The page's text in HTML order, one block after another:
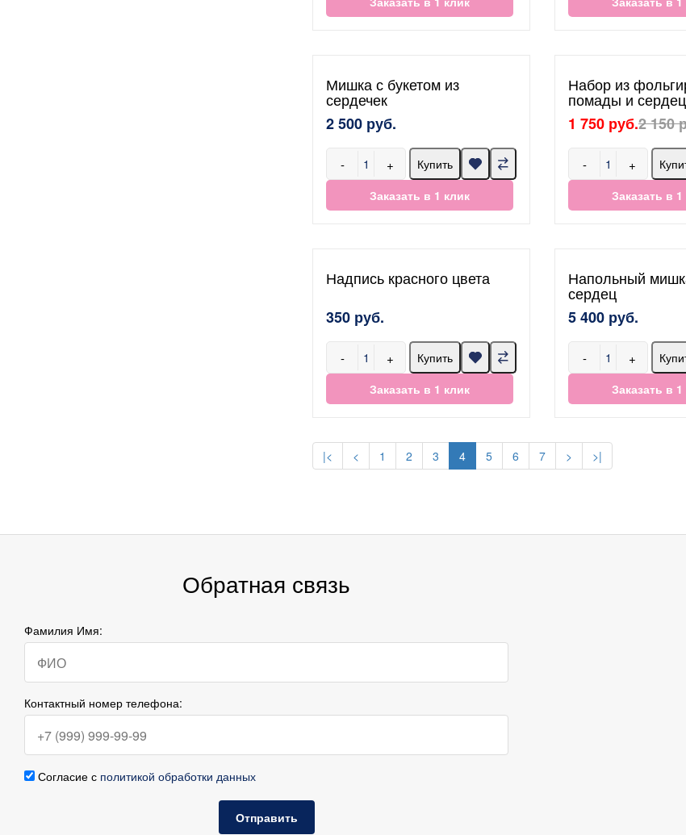
Мишка с букетом из
сердечек
2 500 руб.
- +
Купить
Заказать в 1 клик
Набор из
помады и сердец
1 750 руб.2 150
- +
Заказать в 1
Надпись красного цвета
350 руб.
- +
Купить
Заказать в 1 клик
Напольный
сердец
5 400 руб.
- +
Заказать в 1
|< < 1 2 3 4 5 6 7 > >|
Обратная связь
Фамилия Имя:
Контактный номер телефона:
Согласие с политикой обработки данных
Отправить